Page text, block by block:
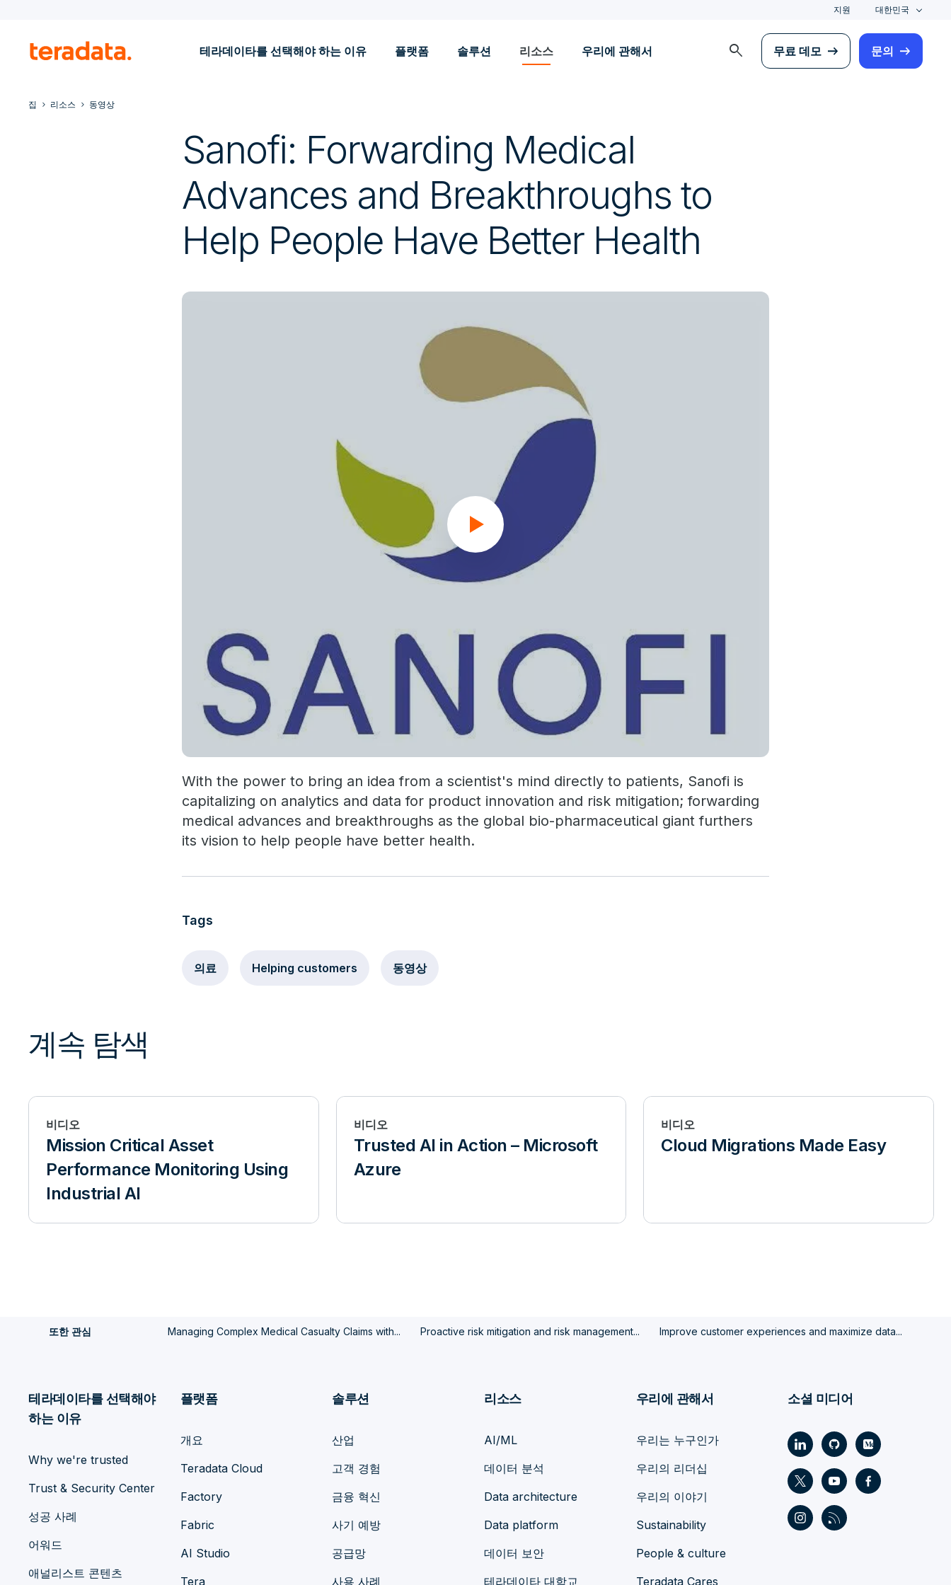
지원 대한민국
테라데이타를 선택해야 하는 이유 플랫폼 솔루션 리소스 우리에 관해서 search 무료 데모 문의
집 리소스 동영상
Sanofi: Forwarding Medical
Advances and Breakthroughs to
Help People Have Better Health
With the power to bring an idea from a scientist's mind directly to patients, Sanofi is
capitalizing on analytics and data for product innovation and risk mitigation; forwarding
medical advances and breakthroughs as the global bio-pharmaceutical giant furthers
its vision to help people have better health.
Tags
의료 Helping customers 동영상
계속 탐색
비디오
Mission Critical Asset
Performance Monitoring Using
Industrial AI
비디오
Trusted AI in Action – Microsoft
Azure
비디오
Cloud Migrations Made Easy
또한 관심 Managing Complex Medical Casualty Claims with... Proactive risk mitigation and risk management... Improve customer experiences and maximize data...
테라데이타를 선택해야
하는 이유
Why we're trusted
Trust & Security Center
성공 사례
어워드
애널리스트 콘텐츠
플랫폼
개요
Teradata Cloud
Factory
Fabric
AI Studio
Tera
솔루션
산업
고객 경험
금융 혁신
사기 예방
공급망
사용 사례
리소스
AI/ML
데이터 분석
Data architecture
Data platform
데이터 보안
테라데이타 대학교
우리에 관해서
우리는 누구인가
우리의 리더십
우리의 이야기
Sustainability
People & culture
Teradata Cares
소셜 미디어